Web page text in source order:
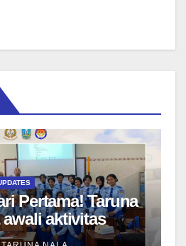
Pertama! Taruna
awali aktivitas
Kelas dan Tes